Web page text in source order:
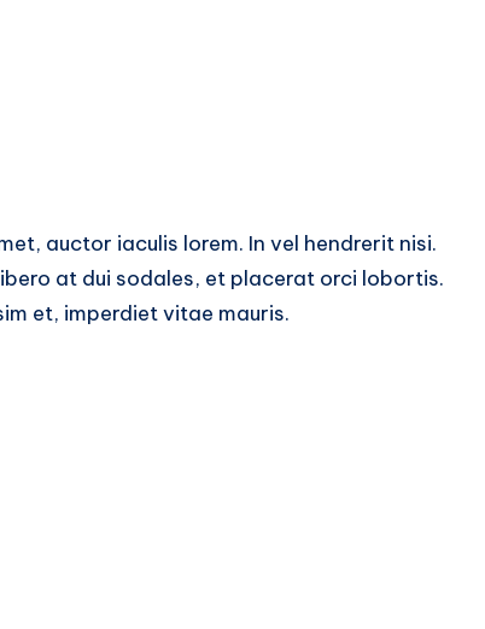
auctor iaculis lorem. In vel hendrerit nisi.
at dui sodales, et placerat orci lobortis.
et, imperdiet vitae mauris.